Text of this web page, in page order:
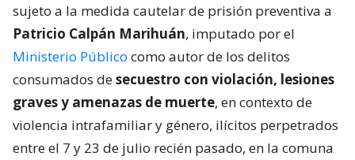
sujeto a la medida cautelar de prisión preventiva a
Patricio Calpán Marihuán, imputado por el
Ministerio Público como autor de los delitos
consumados desecuestro con violación, lesiones
graves y amenazas de muerte, en contexto de
violencia intrafamiliar y género, ilícitos perpetrados
entre el 7 y 23 de julio recién pasado, en la comuna